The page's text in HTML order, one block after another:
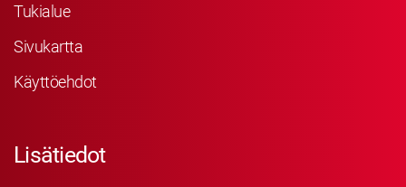
Tukialue
Sivukartta
Käyttöehdot
Lisätiedot